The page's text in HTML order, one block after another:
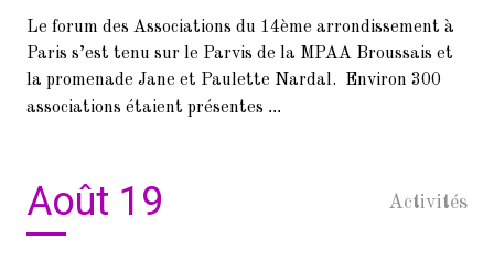
Le forum des Associations du 14ème arrondissement à
Paris s’est tenu sur le Parvis de la MPAA Broussais et
la promenade Jane et Paulette Nardal. Environ 300
associations étaient présentes ...
Août 19 Activités